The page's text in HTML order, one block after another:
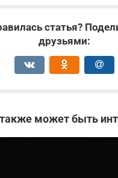
статья?
друзьями:
может быть